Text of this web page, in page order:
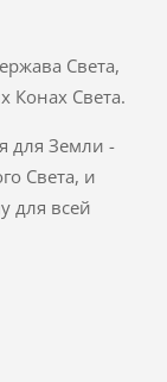
Света,
Конах Света.
для Земли -
Света, и
для всей